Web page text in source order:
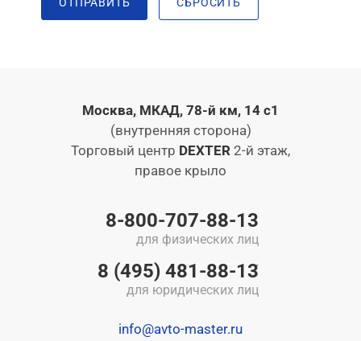
ОТПРАВИТЬ СБРОСИТЬ
Москва, МКАД, 78-й км, 14 с1
(внутренняя сторона)
Торговый центр DEXTER 2-й этаж,
правое крыло
8-800-707-88-13
для физических лиц
8 (495) 481-88-13
для юридических лиц
info@avto-master.ru